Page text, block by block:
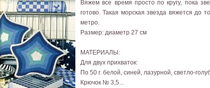
Вяжем все время просто по кругу, пока
готово. Такая морская звезда вяжется до
метро.
Размер: диаметр 27 см
МАТЕРИАЛЫ:
Для двух прихваток:
По 50 г. белой, синей, лазурной, светло-
Крючок № 3,5...